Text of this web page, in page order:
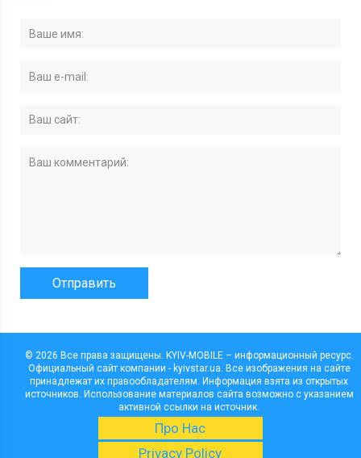
© 2026 Все права защищены. KYIV-MOBILE – информационный ресурс.
Официальный сайт компании - kyivstar.ua. Все изображения на сайте
принадлежат их правообладателям. Информация взята из открытых
источников. Использование материалов сайта возможно с указанием
активной ссылки на источник.
Про Нас
Privacy Policy